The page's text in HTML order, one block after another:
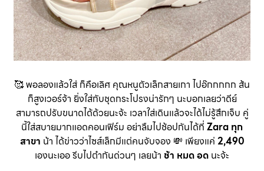
🥰 พอลองแล้วใส่ ก็คือเลิศ คุณหนูตัวเล็กสายเกา ไปอ๊กกกกก ส้น
ก็สูงเวอร์จ้า ยิ่งใส่กับชุดกระโปรงน่ารักๆ นะบอกเลยว่าดีย์
สามารถปรับขนาดได้ด้วยนะจ้ะ เวลาใส่เดินแล้วจะได้ไม่รู้สึกเจ็บ คู่
นี้ใส่สบายมากแอดคอนเฟิร์ม อย่าลืมไปช้อปกันได้ที่ Zara ทุก
สาขา น้า ได้ข่าวว่าไซส์เล็กมีแต่คนจับจอง 💸 เพียงแค่ 2,490
เองนะเออ รีบไปตำกันด่วนๆ เลยน้า ช้า หมด อด นะจ้ะ